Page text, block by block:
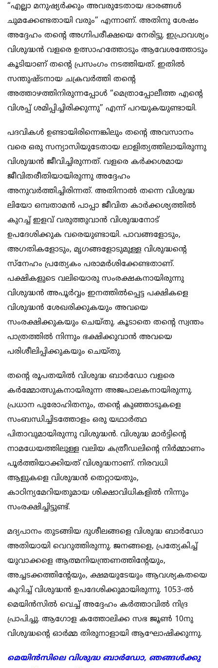
“എല്ലാ മനുഷ്യര്‍ക്കും അവരുടേതായ ഭാരങ്ങള്‍
ചുമക്കേണ്ടതായി വരും” എന്നാണ്. അതിനു ശേഷം
അദ്ദേഹം തന്റെ അഗ്നിപരീക്ഷയെ നേരിട്ടു. ഇപ്രാവശ്യം
വിശുദ്ധന്‍ വളരെ ഉത്സാഹത്തോടും ആവേശത്തോടും
കൂടിയാണ് തന്റെ പ്രസംഗം നടത്തിയത്‌. ഇതില്‍
സന്തുഷ്ടനായ ചക്രവര്‍ത്തി തന്റെ
അത്താഴത്തിനിരുന്നപ്പോള്‍ “മെത്രാപ്പോലീത്ത എന്റെ
വിശപ്പ്‌ ശമിപ്പിച്ചിരിക്കുന്നു” എന്ന് പറയുകയുണ്ടായി.
പദവികള്‍ ഉണ്ടായിരിന്നെങ്കിലും തന്റെ അവസാനം
വരെ ഒരു സന്യാസിയുടേതായ ലാളിത്യത്തിലായിരുന്നു
വിശുദ്ധന്‍ ജീവിച്ചിരുന്നത്. വളരെ കര്‍ക്കശമായ
ജീവിതരീതിയായിരുന്നു അദ്ദേഹം
അനുവര്‍ത്തിച്ചിരിന്നത്. അതിനാല്‍ തന്നെ വിശുദ്ധ
ലിയോ ഒമ്പതാമന്‍ പാപ്പാ ജീവിത കാര്‍ക്കശ്യത്തില്‍
കുറച്ച് ഇളവ്‌ വരുത്തുവാന്‍ വിശുദ്ധനോട്
ഉപദേശിക്കുക വരെയുണ്ടായി. പാവങ്ങളോടും,
അഗതികളോടും, മൃഗങ്ങളോടുമുള്ള വിശുദ്ധന്റെ
സ്നേഹം പ്രത്യേകം പരാമര്‍ശിക്കേണ്ടതാണ്.
പക്ഷികളുടെ വലിയൊരു സംരക്ഷകനായിരുന്നു
വിശുദ്ധന്‍ അപൂര്‍വ്വം ഇനത്തില്‍പ്പെട്ട പക്ഷികളെ
വിശുദ്ധന്‍ ശേഖരിക്കുകയും അവയെ
സംരക്ഷിക്കുകയും ചെയ്തു. കൂടാതെ തന്റെ സ്വന്തം
പാത്രത്തില്‍ നിന്നും ഭക്ഷിക്കുവാന്‍ അവയെ
പരിശീലിപ്പിക്കുകയും ചെയ്തു.
തന്റെ രൂപതയില്‍ വിശുദ്ധ ബാര്‍ഡോ വളരെ
കര്‍മ്മോത്സുകനായിരുന്ന അജപാലകനായിരുന്നു.
പ്രധാന പുരോഹിതനും, തന്റെ കുഞ്ഞാടുകളെ
സംബന്ധിച്ചിടത്തോളം ഒരു യഥാര്‍ത്ഥ
പിതാവുമായിരുന്നു വിശുദ്ധന്‍. വിശുദ്ധ മാര്‍ട്ടിന്റെ
നാമധേയത്തിലുള്ള വലിയ കത്രീഡലിന്റെ നിര്‍മ്മാണം
പൂര്‍ത്തിയാക്കിയത് വിശുദ്ധനാണ്. നിരവധി
ആളുകളെ വിശുദ്ധന്‍ തെറ്റായതും,
കാഠിന്യമേറിയതുമായ ശിക്ഷാവിധികളില്‍ നിന്നും
സംരക്ഷിച്ചിട്ടുണ്ട്.
മദ്യപാനം തുടങ്ങിയ ദുശീലങ്ങളെ വിശുദ്ധ ബാര്‍ഡോ
അതിയായി വെറുത്തിരുന്നു. ജനങ്ങളെ, പ്രത്യേകിച്ച്
യുവാക്കളെ ആത്മനിയന്ത്രണത്തിന്റേയും,
അച്ചടക്കത്തിന്റേയും, ക്ഷമയുടേയും ആവശ്യകതയെ
കുറിച്ച് വിശുദ്ധന്‍ ഉപദേശിക്കുമായിരുന്നു. 1053-ല്‍
മെയിന്‍സില്‍ വെച്ച് അദ്ദേഹം കര്‍ത്താവില്‍ നിദ്ര
പ്രാപിച്ചു. ആഗോള കത്തോലിക്ക സഭ ജൂണ്‍ 10നു
വിശുദ്ധന്റെ ഓര്‍മ്മ തിരുനാളായി ആഘോഷിക്കുന്നു.
മെയിന്‍സിലെ വിശുദ്ധ ബാര്‍ഡോ, ഞങ്ങള്‍ക്കു